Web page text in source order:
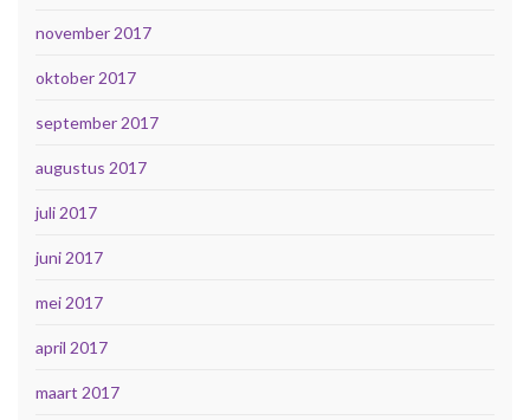
november 2017
oktober 2017
september 2017
augustus 2017
juli 2017
juni 2017
mei 2017
april 2017
maart 2017